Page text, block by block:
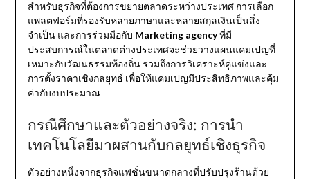
สำหรับธุรกิจที่ต้องการขยายตลาดระหว่างประเทศ การเลือก
แพลตฟอร์มที่รองรับหลายภาษาและหลายสกุลเงินเป็นสิ่ง
จำเป็น และการร่วมมือกับ Marketing agencyที่มี
ประสบการณ์ในตลาดต่างประเทศจะช่วยวางแผนแคมเปญที่
เหมาะกับวัฒนธรรมท้องถิ่น รวมถึงการวิเคราะห์คู่แข่งและ
การตั้งราคาเชิงกลยุทธ์ เพื่อให้แคมเปญมีประสิทธิภาพและคุ้ม
ค่ากับงบประมาณ
กรณีศึกษาและตัวอย่างจริง: การนำ
เทคโนโลยีมาผสานกับกลยุทธ์เชิงธุรกิจ
ตัวอย่างหนึ่งจากธุรกิจแฟชั่นขนาดกลางที่ปรับปรุงร้านด้วย